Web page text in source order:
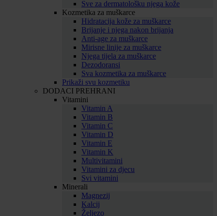
Sve za dermatološku njega kože
Kozmetika za muškarce
Hidratacija kože za muškarce
Brijanje i njega nakon brijanja
Anti-age za muškarce
Mirisne linije za muškarce
Njega tijela za muškarce
Dezodoransi
Sva kozmetika za muškarce
Prikaži svu kozmetiku
DODACI PREHRANI
Vitamini
Vitamin A
Vitamin B
Vitamin C
Vitamin D
Vitamin E
Vitamin K
Multivitamini
Vitamini za djecu
Svi vitamini
Minerali
Magnezij
Kalcij
Željezo